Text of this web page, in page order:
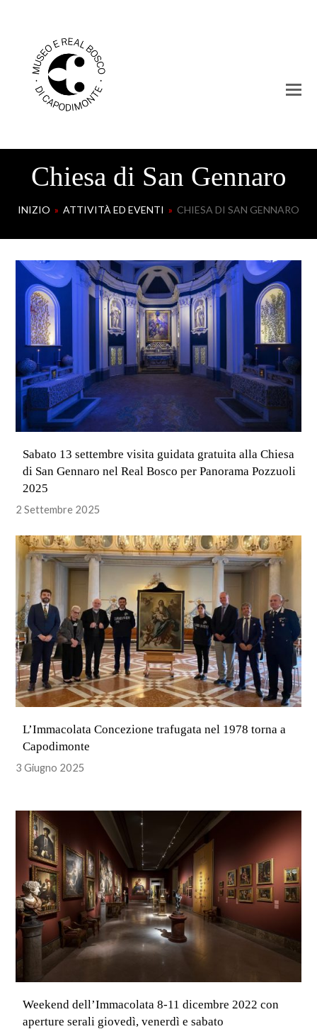
Chiesa di San Gennaro
INIZIO » ATTIVITÀ ED EVENTI » CHIESA DI SAN GENNARO
Sabato 13 settembre visita guidata gratuita alla Chiesa
di San Gennaro nel Real Bosco per Panorama Pozzuoli
2025
2 Settembre 2025
L’Immacolata Concezione trafugata nel 1978 torna a
Capodimonte
3 Giugno 2025
Weekend dell’Immacolata 8-11 dicembre 2022 con
aperture serali giovedì, venerdì e sabato